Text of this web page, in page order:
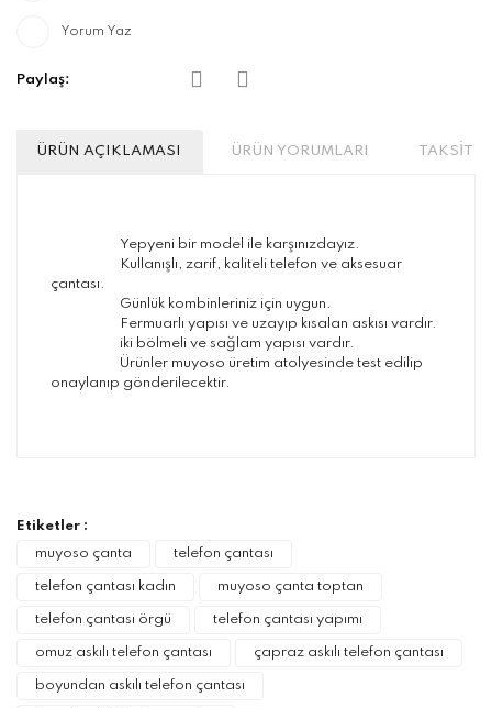
Yorum Yaz
Paylaş:
ÜRÜN AÇIKLAMASI ÜRÜN YORUMLARI TAKSİT
Yepyeni bir model ile karşınızdayız.
Kullanışlı, zarif, kaliteli telefon ve aksesuar
çantası.
Günlük kombinleriniz için uygun.
Fermuarlı yapısı ve uzayıp kısalan askısı vardır.
iki bölmeli ve sağlam yapısı vardır.
Ürünler muyoso üretim atolyesinde test edilip
onaylanıp gönderilecektir.
Görüş ve önerileriniz için teşekkür ederiz.
Ürün resmi kalitesiz, bozuk veya
Ürün açıklamasında eksik bilgiler bulunuyor.
Ürün bilgilerinde hatalar bulunuyor.
Ürün fiyatı diğer sitelerden daha pahalı.
Etiketler :
muyoso çanta
telefon çantası
telefon çantası kadın muyoso çanta toptan
telefon çantası örgü telefon çantası yapımı
omuz askılı telefon çantası çapraz askılı telefon çantası
boyundan askılı telefon çantası